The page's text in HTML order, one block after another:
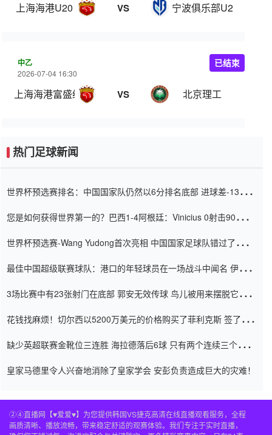
上海海港U20 VS 宁波俱乐部U20
中乙
2026-07-04 16:30
上海海港富盛经开 VS 北京理工
已结束
热门足球新闻
世界杯预选赛排名：中国国家队仍然以6分排名底部 进球差-13令人
您是如何获得世界第一的？巴西1-4阿根廷：Vinicius 0射击90分钟
世界杯预选赛-Wang Yudong首次亮相 中国国家足球队错过了世界
最佳中国超级联赛球队：港口的年轻球员在一场战斗中闻名 伊万放
3场比赛中有23张射门在底部 郭安无效传球 鸟儿被用来摆脱它
花钱找麻烦！切尔西以5200万美元的价格购买了菲利克斯 签了7年
缺少英超联赛金靴位三连胜 海拉德落后6球 只有两个连续三个连续
皇家马德里令人兴奋地消除了皇家学会 安彭负责造成巨大的灾难！
②④直播网【♥爱爱♥】为您提供韩国VS捷克高清在线直播观看服务，全程
画质清晰、播放流畅，带来稳定舒适的观赛体验。我们专注于实时直播，